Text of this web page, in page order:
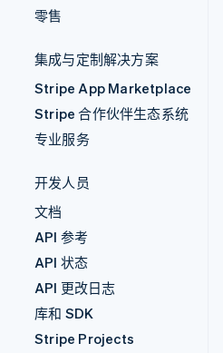
零售
集成与定制解决方案
Stripe App Marketplace
Stripe 合作伙伴生态系统
专业服务
开发人员
文档
API 参考
API 状态
API 更改日志
库和 SDK
Stripe Projects